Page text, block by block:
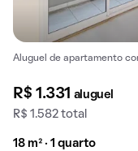
Aluguel de apartamento
R$ 1.331 aluguel
R$ 1.582 total
18 m² · 1 quarto